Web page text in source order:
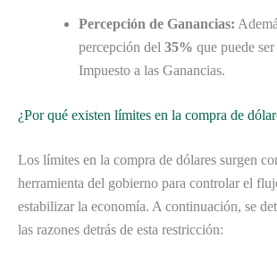
Percepción de Ganancias:
percepción del 35% que puede
Impuesto a las Ganancias.
¿Por qué existen límites en la compra de
Los límites en la compra de dólares surgen
herramienta del gobierno para controlar el
estabilizar la economía. A continuación, se
las razones detrás de esta restricción: